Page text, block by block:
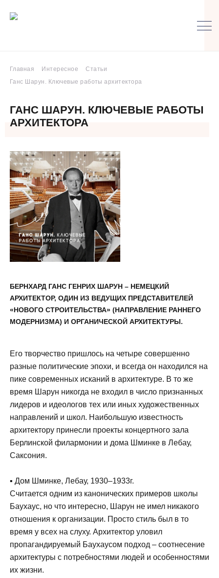
Главная Интересное
Статьи
Ганс Шарун. Ключевые работы архитектора
ГАНС ШАРУН. КЛЮЧЕВЫЕ РАБОТЫ
АРХИТЕКТОРА
БЕРНХАРД ГАНС ГЕНРИХ ШАРУН – НЕМЕЦКИЙ
АРХИТЕКТОР, ОДИН ИЗ ВЕДУЩИХ ПРЕДСТАВИТЕЛЕЙ
«НОВОГО СТРОИТЕЛЬСТВА» (НАПРАВЛЕНИЕ РАННЕГО
МОДЕРНИЗМА) И ОРГАНИЧЕСКОЙ АРХИТЕКТУРЫ.
Его творчество пришлось на четыре совершенно
разные политические эпохи, и всегда он находился на
пике современных исканий в архитектуре. В то же
время Шарун никогда не входил в число признанных
лидеров и идеологов тех или иных художественных
направлений и школ. Наибольшую известность
архитектору принесли проекты концертного зала
Берлинской филармонии и дома Шминке в Лебау,
Саксония.
▪ Дом Шминке, Лебау, 1930–1933г.
Считается одним из канонических примеров школы
Баухаус, но что интересно, Шарун не имел никакого
отношения к организации. Просто стиль был в то
время у всех на слуху. Архитектор уловил
пропагандируемый Баухаусом подход – соотнесение
архитектуры с потребностями людей и особенностями
их жизни.